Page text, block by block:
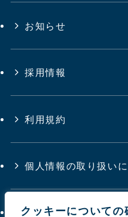
クッキーについての
お知らせ
採用情報
利用規約
個人情報の取り扱い
サイトマップ